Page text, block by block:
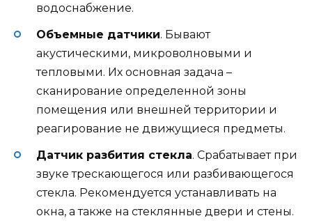
водоснабжение.
Объемные датчики. Бывают
акустическими, микроволновыми и
тепловыми. Их основная задача –
сканирование определенной зоны
помещения или внешней территории и
реагирование не движущиеся предметы.
Датчик разбития стекла. Срабатывает при
звуке трескающегося или разбивающегося
стекла. Рекомендуется устанавливать на
окна, а также на стеклянные двери и стены.